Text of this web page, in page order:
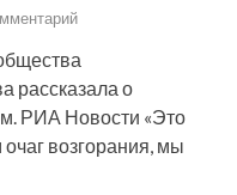
рассказала о
РИА Новости «Это
возгорания, мы